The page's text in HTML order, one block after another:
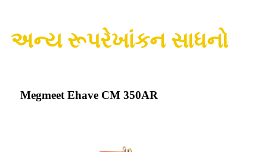
અન્ય રૂપરેખાંકન સાધનો
Megmeet Ehave CM 350AR